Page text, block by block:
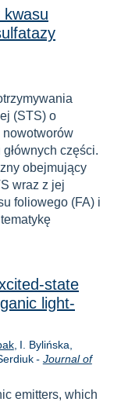
(STS) o
nowotworów
części.
obejmujący
wraz z jej
foliowego (FA) i
state
light-
I. Bylińska
- Journal of
emitters, which